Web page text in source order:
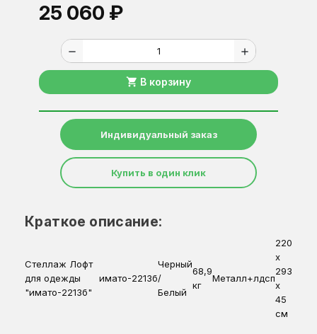
25 060 ₽
remove add
shopping_cart В корзину
Индивидуальный заказ
Купить в один клик
Краткое описание:
Стеллаж Лофт
для одежды
"имато-2213б"
имато-2213б
Черный
/
Белый
68,9
кг
Металл+лдсп
220
x
293
x
45
см